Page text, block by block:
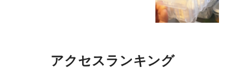
アクセスランキング